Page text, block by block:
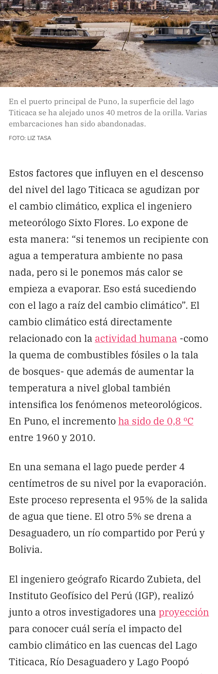
En el puerto principal de Puno, la superficie del lago
Titicaca se ha alejado unos 40 metros de la orilla. Varias
embarcaciones han sido abandonadas.
FOTO: LIZ TASA
Estos factores que influyen en el descenso
del nivel del lago Titicaca se agudizan por
el cambio climático, explica el ingeniero
meteorólogo Sixto Flores. Lo expone de
esta manera: “si tenemos un recipiente con
agua a temperatura ambiente no pasa
nada, pero si le ponemos más calor se
empieza a evaporar. Eso está sucediendo
con el lago a raíz del cambio climático”. El
cambio climático está directamente
relacionado con la actividad humana -como
la quema de combustibles fósiles o la tala
de bosques- que además de aumentar la
temperatura a nivel global también
intensifica los fenómenos meteorológicos.
En Puno, el incrementoha sido de 0,8 ºC
entre 1960 y 2010.
En una semana el lago puede perder 4
centímetros de su nivel por la evaporación.
Este proceso representa el 95% de la salida
de agua que tiene. El otro 5% se drena a
Desaguadero, un río compartido por Perú y
Bolivia.
El ingeniero geógrafo Ricardo Zubieta, del
Instituto Geofísico del Perú (IGP), realizó
junto a otros investigadores una proyección
para conocer cuál sería el impacto del
cambio climático en las cuencas del Lago
Titicaca, Río Desaguadero y Lago Poopó